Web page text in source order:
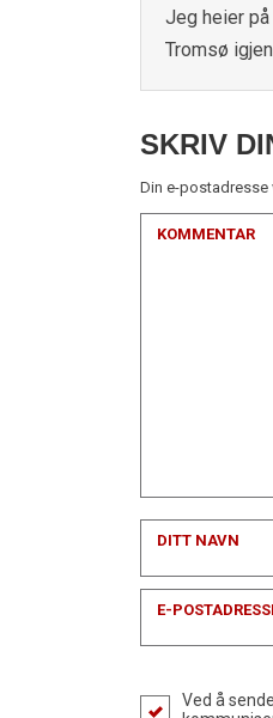
Jeg heier
Tromsø
SKRIV
Din e-postadresse
KOMMENTAR
DITT NAVN
E-
Ved å